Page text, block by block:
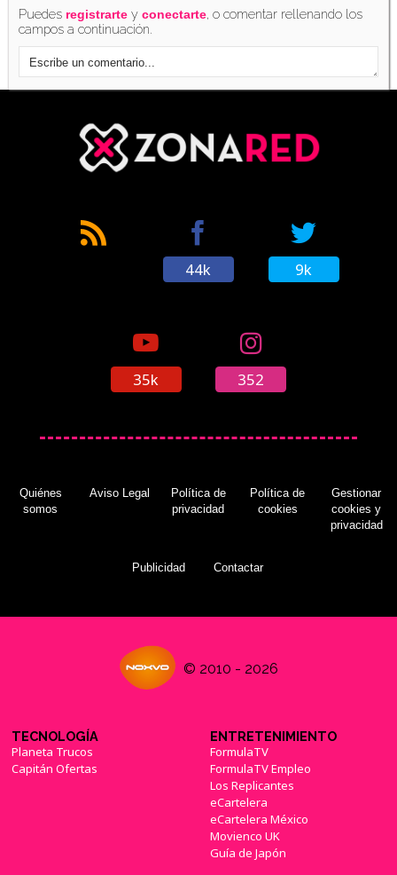
'Minecraft' se actualiza en Nintendo Switch y
Wii U (30/05/2017)
Los 'Power Rangers' llegan a 'Minecraft'
gracias al último pack de contenido
(30/03/2017)
'Minecraft: Nintendo Switch Edition' tendrá
Puedes registrarte yconectarte, o comentar rellenando los
campos a continuación.
44k 9k
35k 352
Quiénes
somos
Aviso Legal
Política de
privacidad
Política de
cookies
Gestionar
cookies y
privacidad
Publicidad Contactar
© 2010 - 2026
TECNOLOGÍA
Planeta Trucos
Capitán Ofertas
ENTRETENIMIENTO
FormulaTV
FormulaTV Empleo
Los Replicantes
eCartelera
eCartelera México
Movienco UK
Guía de Japón